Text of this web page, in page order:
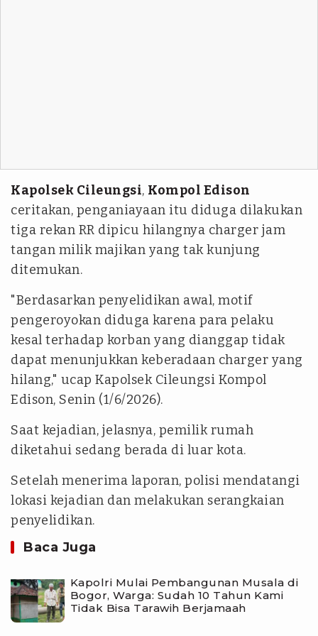
Kapolsek Cileungsi, Kompol Edison
ceritakan, penganiayaan itu diduga dilakukan
tiga rekan RR dipicu hilangnya charger jam
tangan milik majikan yang tak kunjung
ditemukan.
"Berdasarkan penyelidikan awal, motif
pengeroyokan diduga karena para pelaku
kesal terhadap korban yang dianggap tidak
dapat menunjukkan keberadaan charger yang
hilang," ucap Kapolsek Cileungsi Kompol
Edison, Senin (1/6/2026).
Saat kejadian, jelasnya, pemilik rumah
diketahui sedang berada di luar kota.
Setelah menerima laporan, polisi mendatangi
lokasi kejadian dan melakukan serangkaian
penyelidikan.
Baca Juga
Kapolri Mulai Pembangunan Musala di
Bogor, Warga: Sudah 10 Tahun Kami
Tidak Bisa Tarawih Berjamaah